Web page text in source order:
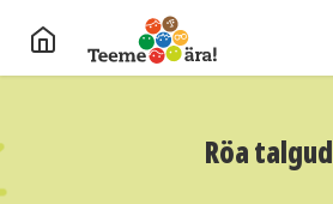
Röa talgud